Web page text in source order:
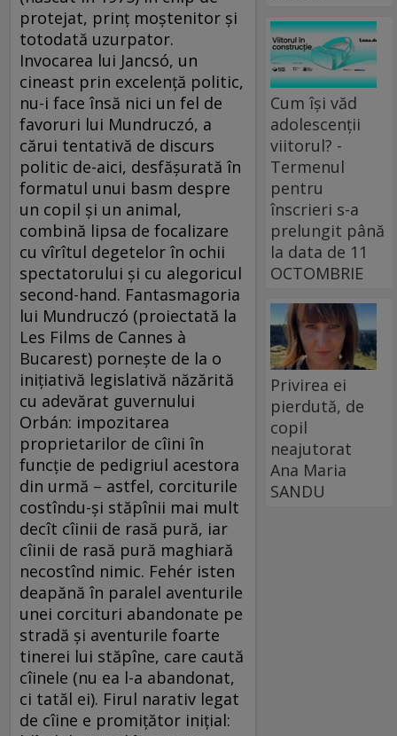
protejat, prinţ moştenitor şi
totodată uzurpator.
Invocarea lui Jancsó, un
cineast prin excelenţă politic,
nu-i face însă nici un fel de
favoruri lui Mundruczó, a
cărui tentativă de discurs
politic de-aici, desfăşurată în
formatul unui basm despre
un copil şi un animal,
combină lipsa de focalizare
cu vîrîtul degetelor în ochii
spectatorului şi cu alegoricul
second-hand. Fantasmagoria
lui Mundruczó (proiectată la
Les Films de Cannes à
Bucarest) porneşte de la o
iniţiativă legislativă năzărită
cu adevărat guvernului
Orbán: impozitarea
proprietarilor de cîini în
funcţie de pedigriul acestora
din urmă – astfel, corciturile
costîndu-şi stăpînii mai mult
decît cîinii de rasă pură, iar
cîinii de rasă pură maghiară
necostînd nimic. Fehér isten
deapănă în paralel aventurile
unei corcituri abandonate pe
stradă şi aventurile foarte
tinerei lui stăpîne, care caută
cîinele (nu ea l-a abandonat,
ci tatăl ei). Firul narativ legat
de cîine e promiţător iniţial:
Cum își văd
adolescenții
viitorul? -
Termenul
pentru
înscrieri s-a
prelungit până
la data de 11
OCTOMBRIE
Privirea ei
pierdută, de
copil
neajutorat
Ana Maria
SANDU